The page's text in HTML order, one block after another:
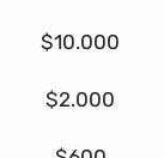
$10.000
$2.000